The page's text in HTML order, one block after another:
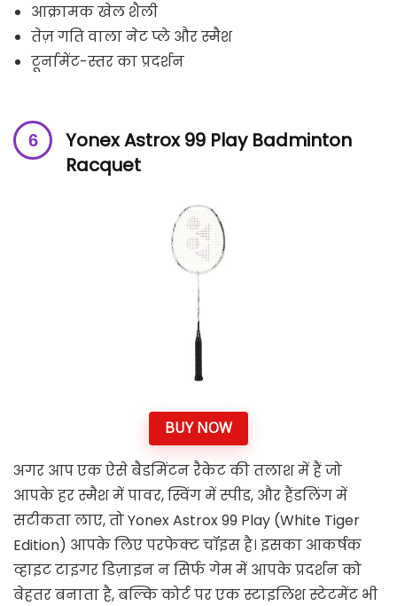
आक्रामक खेल शैली
तेज़ गति वाला नेट प्ले और स्मैश
टूर्नामेंट-स्तर का प्रदर्शन
Yonex Astrox 99 Play Badminton
Racquet
BUY NOW
अगर आप एक ऐसे बैडमिंटन रैकेट की तलाश में हैं जो
आपके हर स्मैश में पावर, स्विंग में स्पीड, और हैंडलिंग में
सटीकता लाए, तो Yonex Astrox 99 Play (White Tiger
Edition) आपके लिए परफेक्ट चॉइस है। इसका आकर्षक
व्हाइट टाइगर डिज़ाइन न सिर्फ गेम में आपके प्रदर्शन को
बेहतर बनाता है, बल्कि कोर्ट पर एक स्टाइलिश स्टेटमेंट भी